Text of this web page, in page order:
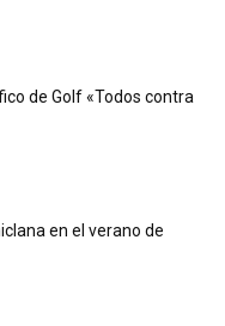
de Golf «Todos contra
en el verano de